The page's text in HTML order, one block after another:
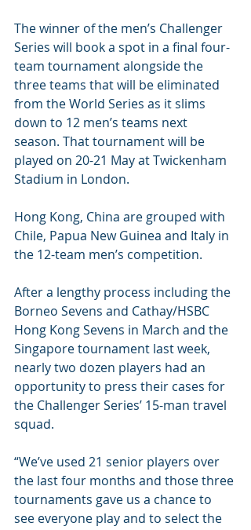
The winner of the men’s Challenger
Series will book a spot in a final four-
team tournament alongside the
three teams that will be eliminated
from the World Series as it slims
down to 12 men’s teams next
season. That tournament will be
played on 20-21 May at Twickenham
Stadium in London.
Hong Kong, China are grouped with
Chile, Papua New Guinea and Italy in
the 12-team men’s competition.
After a lengthy process including the
Borneo Sevens and Cathay/HSBC
Hong Kong Sevens in March and the
Singapore tournament last week,
nearly two dozen players had an
opportunity to press their cases for
the Challenger Series’ 15-man travel
squad.
“We’ve used 21 senior players over
the last four months and those three
tournaments gave us a chance to
see everyone play and to select the